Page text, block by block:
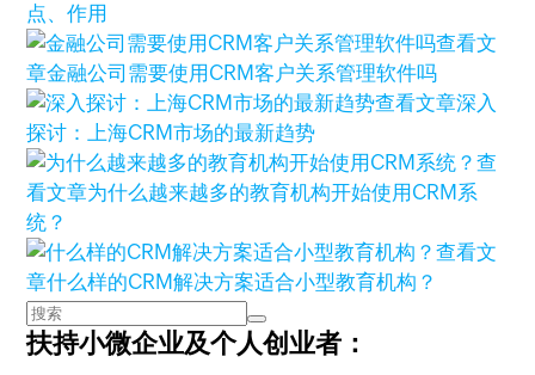
点、作用
查看文
章金融公司需要使用CRM客户关系管理软件吗
查看文章深入
探讨：上海CRM市场的最新趋势
查
看文章为什么越来越多的教育机构开始使用CRM系
统？
查看文
章什么样的CRM解决方案适合小型教育机构？
扶持小微企业及个人创业者：